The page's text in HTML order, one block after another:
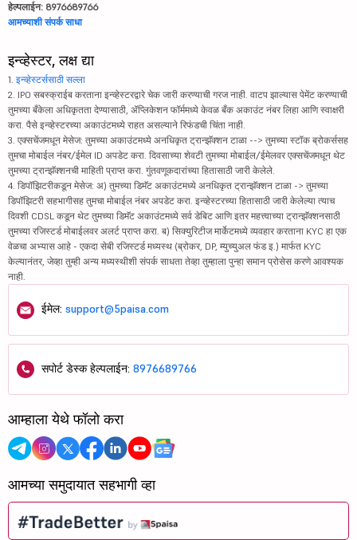
हेल्पलाईन: 8976689766
आमच्याशी संपर्क साधा
इन्व्हेस्टर, लक्ष द्या
1. इन्व्हेस्टर्ससाठी सल्ला
2. IPO सबस्क्राईब करताना इन्व्हेस्टरद्वारे चेक जारी करण्याची गरज नाही. वाटप झाल्यास पेमेंट करण्याची
तुमच्या बँकेला अधिकृतता देण्यासाठी, ॲप्लिकेशन फॉर्ममध्ये केवळ बँक अकाउंट नंबर लिहा आणि स्वाक्षरी
करा. पैसे इन्व्हेस्टरच्या अकाउंटमध्ये राहत असल्याने रिफंडची चिंता नाही.
3. एक्सचेंजमधून मेसेज: तुमच्या अकाउंटमध्ये अनधिकृत ट्रान्झॅक्शन टाळा --> तुमच्या स्टॉक ब्रोकर्ससह
तुमचा मोबाईल नंबर/ईमेल ID अपडेट करा. दिवसाच्या शेवटी तुमच्या मोबाईल/ईमेलवर एक्सचेंजमधून थेट
तुमच्या ट्रान्झॅक्शनची माहिती प्राप्त करा. गुंतवणूकदारांच्या हितासाठी जारी केलेले.
4. डिपॉझिटरीकडून मेसेज: अ) तुमच्या डिमॅट अकाउंटमध्ये अनधिकृत ट्रान्झॅक्शन टाळा -> तुमच्या
डिपॉझिटरी सहभागीसह तुमचा मोबाईल नंबर अपडेट करा. इन्व्हेस्टरच्या हितासाठी जारी केलेल्या त्याच
दिवशी CDSL कडून थेट तुमच्या डिमॅट अकाउंटमध्ये सर्व डेबिट आणि इतर महत्त्वाच्या ट्रान्झॅक्शनसाठी
तुमच्या रजिस्टर्ड मोबाईलवर अलर्ट प्राप्त करा. ब) सिक्युरिटीज मार्केटमध्ये व्यवहार करताना KYC हा एक
वेळचा अभ्यास आहे - एकदा सेबी रजिस्टर्ड मध्यस्थ (ब्रोकर, DP, म्युच्युअल फंड इ.) मार्फत KYC
केल्यानंतर, जेव्हा तुम्ही अन्य मध्यस्थीशी संपर्क साधता तेव्हा तुम्हाला पुन्हा समान प्रोसेस करणे आवश्यक
नाही.
ईमेल: support@5paisa.com
सपोर्ट डेस्क हेल्पलाईन: 8976689766
आम्हाला येथे फॉलो करा
आमच्या समुदायात सहभागी व्हा